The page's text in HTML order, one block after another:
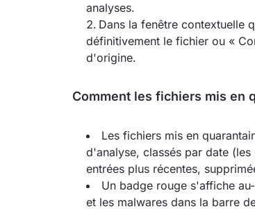
analyses.
Dans la fenêtre contextuelle
définitivement le fichier ou «
d'origine.
Comment les fichiers mis en
Les fichiers mis en
d'analyse, classés par date
entrées plus récentes,
Un badge rouge s'affiche
et les malwares dans la barre